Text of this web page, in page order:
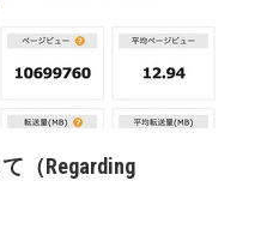
（Regarding